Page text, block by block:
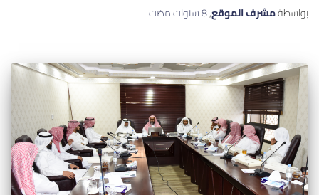
بواسطةمشرف الموقع,8 سنوات مضت